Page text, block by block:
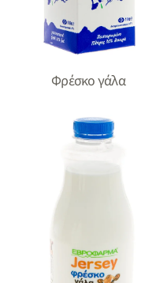
Φρέσκο γάλα